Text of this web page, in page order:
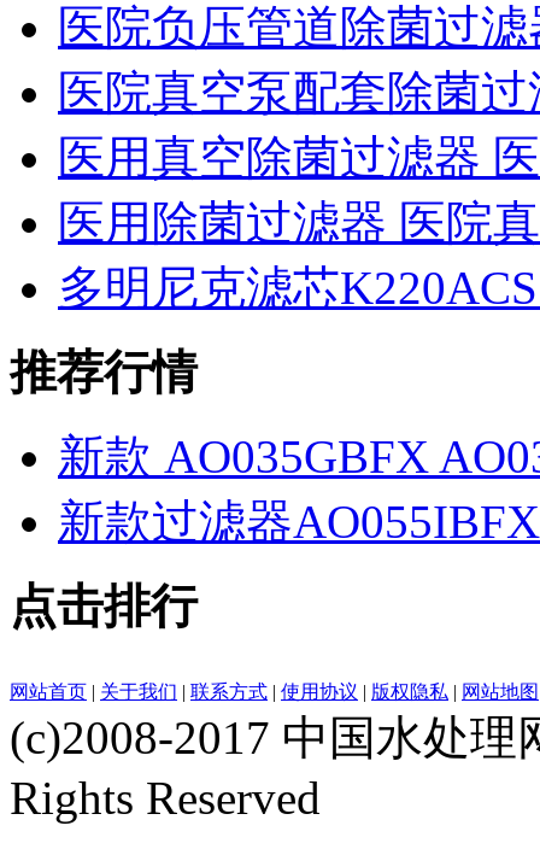
医院负压管道除菌过
医院真空泵配套除菌
医用真空除菌过滤器
医用除菌过滤器 医院
多明尼克滤芯
推荐行情
新款 AO035GBFX
新款过滤器
点击排行
网站首页 | 关于我们 | 联系方式 | 使用协议 | 版权隐私 | 网站地图
(c)2008-2017 中国水处
Rights Reserved